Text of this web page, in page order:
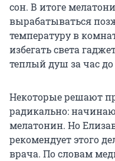
сон. В итоге
вырабатываться
температуру в
избегать света
теплый душ за час до
Некоторые решают
радикально:
мелатонин. Но
рекомендует этого
врача. По словам